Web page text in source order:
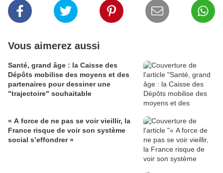
Vous aimerez aussi
Santé, grand âge : la Caisse des
Dépôts mobilise des moyens et des
partenaires pour dessiner une
"trajectoire" souhaitable
« A force de ne pas se voir vieillir, la
France risque de voir son système
social s’effondrer »